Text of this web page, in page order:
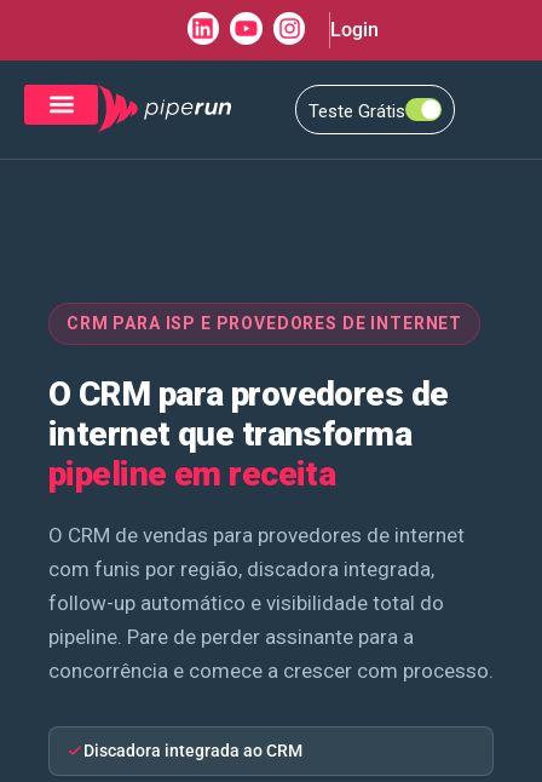
Login
Teste Grátis
CRM PARA ISP E PROVEDORES DE INTERNET
O CRM para provedores de
internet que transforma
pipeline em receita
O CRM de vendas para provedores de internet
com funis por região, discadora integrada,
follow-up automático e visibilidade total do
pipeline. Pare de perder assinante para a
concorrência e comece a crescer com processo.
Discadora integrada ao CRM